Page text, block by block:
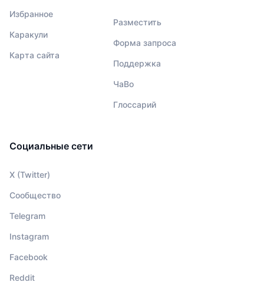
Избранное
Каракули
Карта сайта
Разместить
Форма запроса
Поддержка
ЧаВо
Глоссарий
Социальные сети
X (Twitter)
Сообщество
Telegram
Instagram
Facebook
Reddit